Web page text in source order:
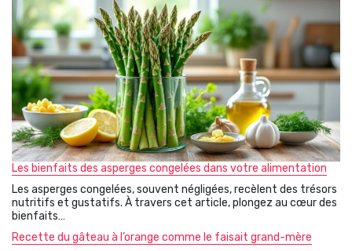
Les bienfaits des asperges congelées dans votre alimentation
Les asperges congelées, souvent négligées, recèlent des trésors
nutritifs et gustatifs. À travers cet article, plongez au cœur des
bienfaits…
Recette du gâteau à l’orange comme le faisait grand-mère